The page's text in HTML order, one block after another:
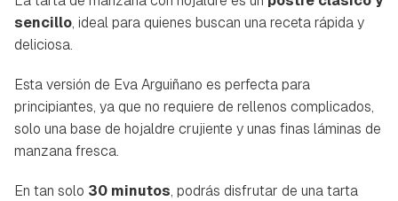
sencillo, ideal para quienes buscan una receta rápida y
deliciosa.
Esta versión de Eva Arguiñano es perfecta para
principiantes, ya que no requiere de rellenos complicados,
solo una base de hojaldre crujiente y unas finas láminas de
manzana fresca.
En tan solo 30 minutos, podrás disfrutar de una tarta